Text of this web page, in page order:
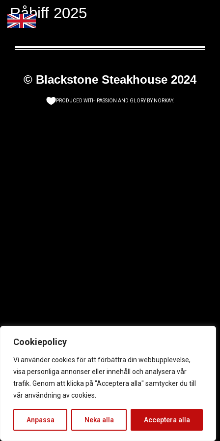
Cookiepolicy
Vi använder cookies för att förbättra din webbupplevelse,
visa personliga annonser eller innehåll och analysera vår
trafik. Genom att klicka på "Acceptera alla" samtycker du till
vår användning av cookies.
Anpassa Neka alla Acceptera alla
Råbiff 2025
© Blackstone Steakhouse 2024
PRODUCED WITH PASSION AND GLORY BY NORKAY.